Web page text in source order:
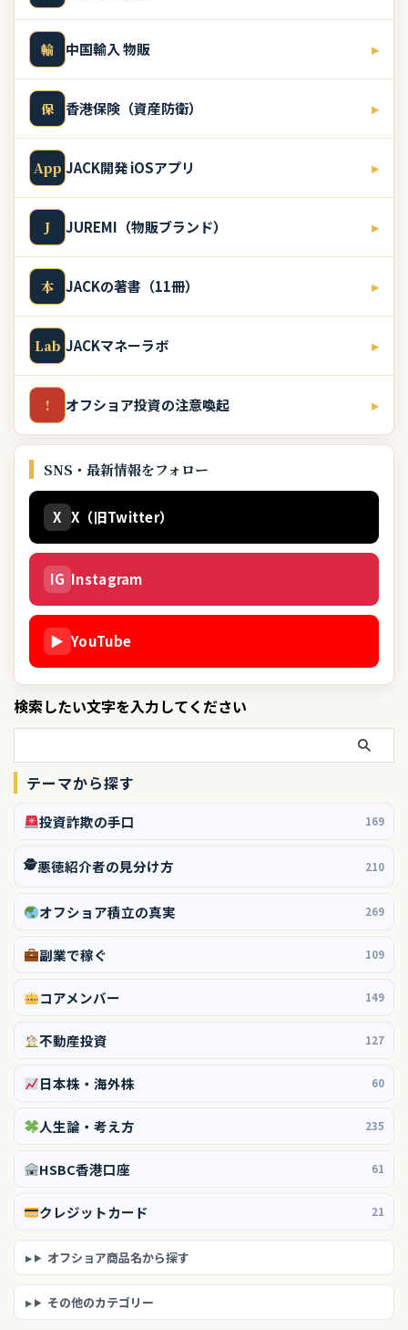
輸 中国輸入 物販 ▸
保 香港保険（資産防衛） ▸
App JACK開発 iOSアプリ ▸
J JUREMI（物販ブランド） ▸
本 JACKの著書（11冊） ▸
Lab JACKマネーラボ ▸
! オフショア投資の注意喚起 ▸
SNS・最新情報をフォロー
X X（旧Twitter）
IG Instagram
▶ YouTube
検索したい文字を入力してください
テーマから探す
投資詐欺の手口 169
🕵️悪徳紹介者の見分け方 210
オフショア積立の真実 269
副業で稼ぐ 109
コアメンバー 149
不動産投資 127
日本株・海外株 60
人生論・考え方 235
HSBC香港口座 61
クレジットカード 21
オフショア商品名から探す
その他のカテゴリー